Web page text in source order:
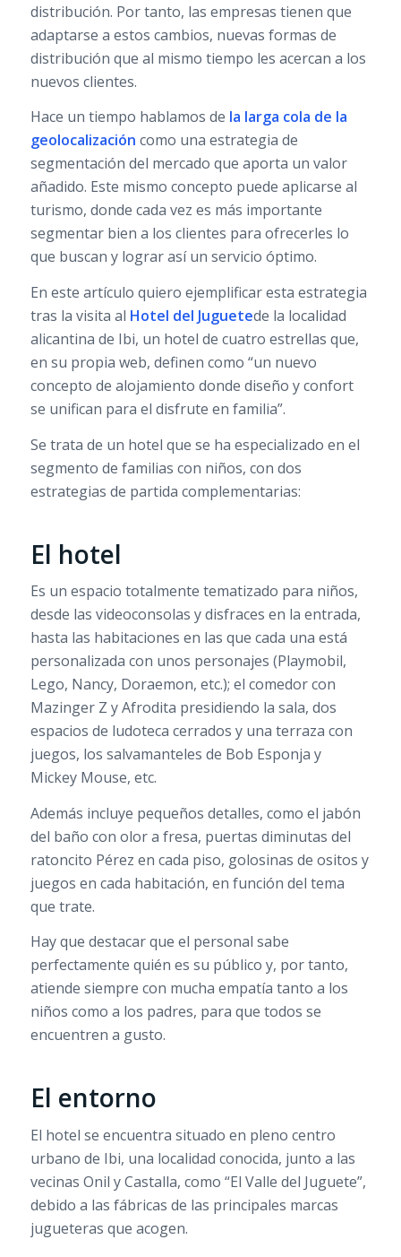
distribución. Por tanto, las empresas tienen que
adaptarse a estos cambios, nuevas formas de
distribución que al mismo tiempo les acercan a los
nuevos clientes.
Hace un tiempo hablamos de la larga cola de la
geolocalización como una estrategia de
segmentación del mercado que aporta un valor
añadido. Este mismo concepto puede aplicarse al
turismo, donde cada vez es más importante
segmentar bien a los clientes para ofrecerles lo
que buscan y lograr así un servicio óptimo.
En este artículo quiero ejemplificar esta estrategia
tras la visita al Hotel del Juguetede la localidad
alicantina de Ibi, un hotel de cuatro estrellas que,
en su propia web, definen como “un nuevo
concepto de alojamiento donde diseño y confort
se unifican para el disfrute en familia”.
Se trata de un hotel que se ha especializado en el
segmento de familias con niños, con dos
estrategias de partida complementarias:
El hotel
Es un espacio totalmente tematizado para niños,
desde las videoconsolas y disfraces en la entrada,
hasta las habitaciones en las que cada una está
personalizada con unos personajes (Playmobil,
Lego, Nancy, Doraemon, etc.); el comedor con
Mazinger Z y Afrodita presidiendo la sala, dos
espacios de ludoteca cerrados y una terraza con
juegos, los salvamanteles de Bob Esponja y
Mickey Mouse, etc.
Además incluye pequeños detalles, como el jabón
del baño con olor a fresa, puertas diminutas del
ratoncito Pérez en cada piso, golosinas de ositos y
juegos en cada habitación, en función del tema
que trate.
Hay que destacar que el personal sabe
perfectamente quién es su público y, por tanto,
atiende siempre con mucha empatía tanto a los
niños como a los padres, para que todos se
encuentren a gusto.
El entorno
El hotel se encuentra situado en pleno centro
urbano de Ibi, una localidad conocida, junto a las
vecinas Onil y Castalla, como “El Valle del Juguete”,
debido a las fábricas de las principales marcas
jugueteras que acogen.